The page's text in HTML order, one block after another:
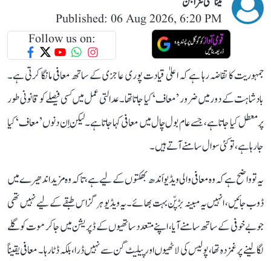
Published: 06 Aug 2026, 6:20 PM
Follow us on:
جمہوریت کا تقاضہ رہا ہے کہ اعلیٰ قیادت پوری عاجزی کے ساتھ معافی مانگا کرتی ہے۔
بادشاہت کے دور میں ضرور ’معاف‘ کیا جاتا تھا۔ عدالتی عمل میں کسی فیصلے کو قانونی طور
پر معطل کیا جاتا ہے، جسے عام بول چال میں معافی کہا جاتا ہے۔ لیکن اِن دنوں ’معاف‘ کیا
جا رہا ہے، تو کئی سوال سامنے آتے ہیں۔
یہ تو واضح ہے کہ وہ معافی والی ویڈیو اَندھ بھکتوں کے لیے ہے، تاکہ وہ مزید اندھیرے میں
ڈوب جائیں، انہیں یہ مبینہ بڑپّن بہت بھائے۔ یہ ویڈیو ہرگز اس طبقے کے لیے نہیں تھی
جو بے خوفی کے ساتھ سامنے آیا، اپنے متعدد ساتھیوں کے ڈپریشن میں جا کر موت کو گلے
لگا لینے پر غمزدہ تھا، پولیس کی لاٹھیوں اور پیلیٹ گن سے نہیں ڈرا، بلکہ ڈٹا رہا۔ معافی یقیناً